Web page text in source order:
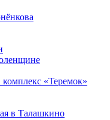
«Теремок»
в Талашкино